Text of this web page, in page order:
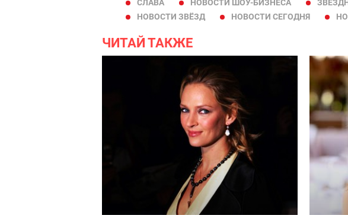
СЛАВА
НОВОСТИ ШОУ-БИЗНЕСА
НОВОСТИ ЗВЁЗД
НОВОСТИ СЕГОДНЯ
ЧИТАЙ ТАКЖЕ